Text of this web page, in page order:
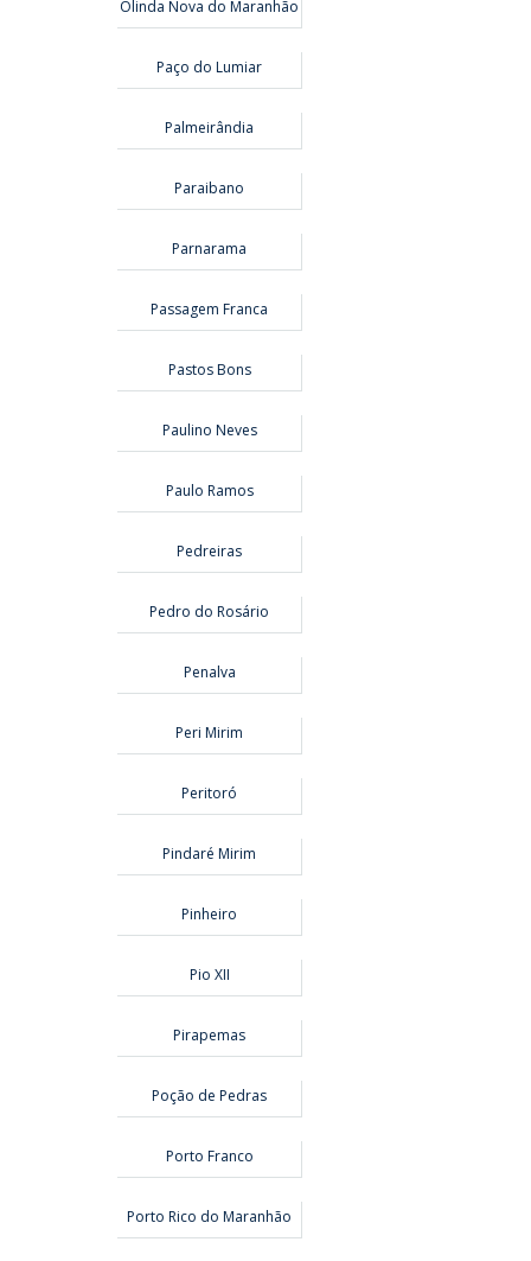
Olinda Nova do Maranhão
Paço do Lumiar
Palmeirândia
Paraibano
Parnarama
Passagem Franca
Pastos Bons
Paulino Neves
Paulo Ramos
Pedreiras
Pedro do Rosário
Penalva
Peri Mirim
Peritoró
Pindaré Mirim
Pinheiro
Pio XII
Pirapemas
Poção de Pedras
Porto Franco
Porto Rico do Maranhão